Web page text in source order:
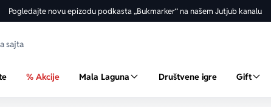
Pogledajte novu epizodu podkasta „Bukmarker“ na našem Jutjub kanalu
% Akcije Mala Laguna Društvene igre Gift